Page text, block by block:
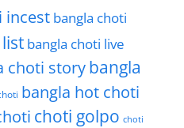
incest bangla choti
bangla choti live
choti storybangla
bangla hot choti
choti golpo choti